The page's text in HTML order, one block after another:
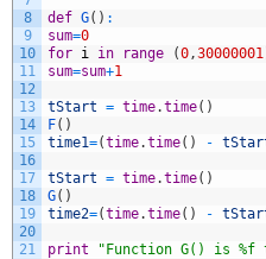
8
9
10
11
12
13
14
15
16
17
18
19
20
21
def G( ) :
sum=0
for i in range (0,30000001
sum=sum+1
tStart = time.time( )
F( )
time1=(time.time( ) -
tStart = time.time( )
G( )
time2=(time.time( ) -
print "Function G() is %f